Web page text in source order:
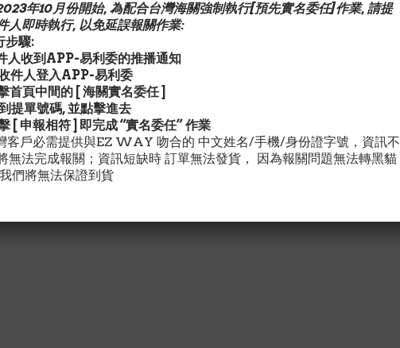
年10月份開始, 為配合台灣海關強制執行[預先實名委任]作業, 請提
人即時執行, 以免延誤報關作業:
步驟:
人收到APP-易利委的推播通知
件人登入APP-易利委
首頁中間的 [ 海關實名委任 ]
提單號碼, 並點擊進去
[ 申報相符 ] 即完成 “實名委任” 作業
客戶必需提供與EZ WAY 吻合的 中文姓名/手機/身份證字號，資訊不
無法完成報關；資訊短缺時 訂單無法發貨， 因為報關問題無法轉黑貓
們將無法保證到貨